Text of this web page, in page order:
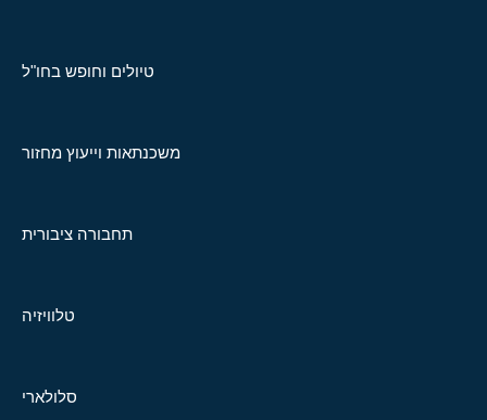
טיולים וחופש בחו"ל
משכנתאות וייעוץ מחזור
תחבורה ציבורית
טלוויזיה
סלולארי